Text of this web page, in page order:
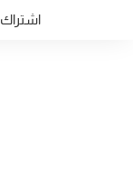
اشتراك